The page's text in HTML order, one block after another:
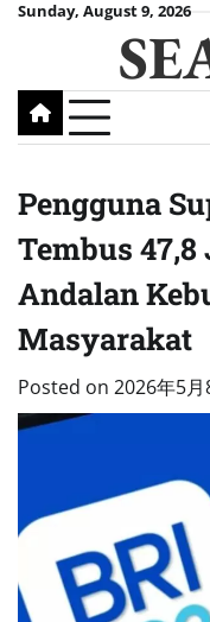
SkipSunday, August 9, 2026
Pengguna
Tembus
Andalan
Masyarakat
Posted on 2026年5月